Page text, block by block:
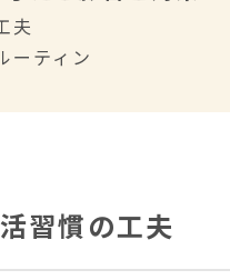
夫
ーティン
習慣の工夫